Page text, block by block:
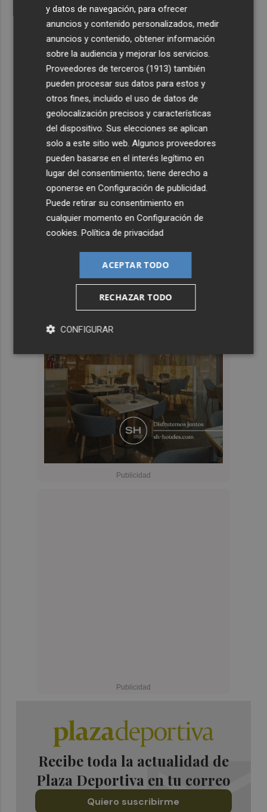
Recibe toda la actualidad de
Plaza Deportiva en tu correo
Quiero suscribirme
y datos de navegación, para ofrecer
anuncios y contenido personalizados, medir
anuncios y contenido, obtener información
sobre la audiencia y mejorar los servicios.
Proveedores de terceros (1913) también
pueden procesar sus datos para estos y
otros fines, incluido el uso de datos de
geolocalización precisos y características
del dispositivo. Sus elecciones se aplican
solo a este sitio web. Algunos proveedores
pueden basarse en el interés legítimo en
lugar del consentimiento; tiene derecho a
oponerse enConfiguración de publicidad.
Puede retirar su consentimiento en
cualquier momento enConfiguración de
cookies.Política de privacidad
ACEPTAR TODO
RECHAZAR TODO
CONFIGURAR